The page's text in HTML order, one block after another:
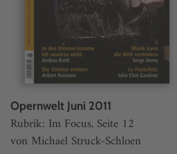
Opernwelt Juni 2011
Rubrik: Im Focus, Seite 12
von Michael Struck-Schloen